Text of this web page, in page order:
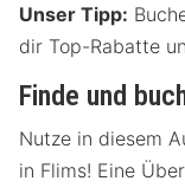
Unser Tipp:
dir Top-Rabatte
Finde und
Nutze in diesem
in Flims! Eine